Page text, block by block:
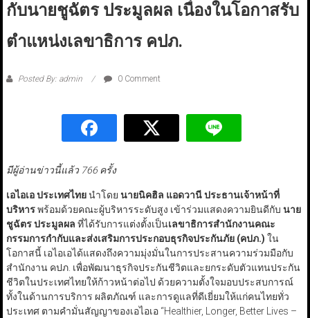
กับนายชูฉัตร ประมูลผล เนื่องในโอกาสรับ
ตำแหน่งเลขาธิการ คปภ.
Posted By: admin 0 Comment
มีผู้อ่านข่าวนี้แล้ว 766 ครั้ง
เอไอเอ ประเทศไทยนำโดย นายนิคฮิล แอดวานี ประธานเจ้าหน้าที่
บริหารพร้อมด้วยคณะผู้บริหารระดับสูง เข้าร่วมแสดงความยินดีกับ นาย
ชูฉัตร ประมูลผล ที่ได้รับการแต่งตั้งเป็นเลขาธิการสำนักงานคณะ
กรรมการกำกับและส่งเสริมการประกอบธุรกิจประกันภัย (คปภ.) ใน
โอกาสนี้ เอไอเอได้แสดงถึงความมุ่งมั่นในการประสานความร่วมมือกับ
สำนักงาน คปภ. เพื่อพัฒนาธุรกิจประกันชีวิตและยกระดับตัวแทนประกัน
ชีวิตในประเทศไทยให้ก้าวหน้าต่อไป ด้วยความตั้งใจมอบประสบการณ์
ทั้งในด้านการบริการ ผลิตภัณฑ์ และการดูแลที่ดีเยี่ยมให้แก่คนไทยทั่ว
ประเทศ ตามคำมั่นสัญญาของเอไอเอ “Healthier, Longer, Better Lives –